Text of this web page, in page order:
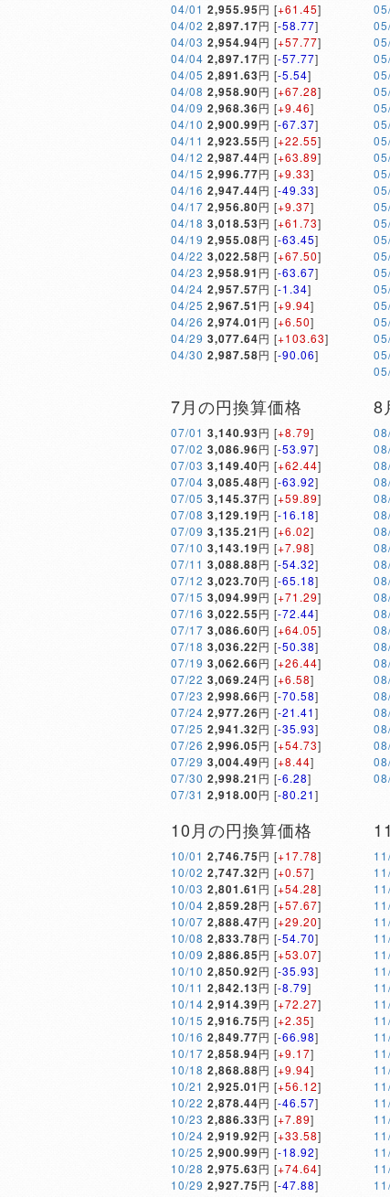
04/01 2,955.95円 [+61.45]
04/02 2,897.17円 [-58.77]
04/03 2,954.94円 [+57.77]
04/04 2,897.17円 [-57.77]
04/05 2,891.63円 [-5.54]
04/08 2,958.90円 [+67.28]
04/09 2,968.36円 [+9.46]
04/10 2,900.99円 [-67.37]
04/11 2,923.55円 [+22.55]
04/12 2,987.44円 [+63.89]
04/15 2,996.77円 [+9.33]
04/16 2,947.44円 [-49.33]
04/17 2,956.80円 [+9.37]
04/18 3,018.53円 [+61.73]
04/19 2,955.08円 [-63.45]
04/22 3,022.58円 [+67.50]
04/23 2,958.91 円 [-63.67]
04/24 2,957.57円 [-1.34]
04/25 2,967.51 円 [+9.94]
04/26 2,974.01 円 [+6.50]
04/29 3,077.64円 [+103.63]
04/30 2,987.58円 [-90.06]
7月の円換算価格
07/01 3,140.93円 [+8.79]
07/02 3,086.96円 [-53.97]
07/03 3,149.40円 [+62.44]
07/04 3,085.48円 [-63.92]
07/05 3,145.37円 [+59.89]
07/08 3,129.19円 [-16.18]
07/09 3,135.21 円 [+6.02]
07/10 3,143.19円 [+7.98]
07/11 3,088.88円 [-54.32]
07/12 3,023.70円 [-65.18]
07/15 3,094.99円 [+71.29]
07/16 3,022.55円 [-72.44]
07/17 3,086.60円 [+64.05]
07/18 3,036.22円 [-50.38]
07/19 3,062.66円 [+26.44]
07/22 3,069.24円 [+6.58]
07/23 2,998.66円 [-70.58]
07/24 2,977.26円 [-21.41]
07/25 2,941.32円 [-35.93]
07/26 2,996.05円 [+54.73]
07/29 3,004.49円 [+8.44]
07/30 2,998.21 円 [-6.28]
07/31 2,918.00円 [-80.21]
8
10月の円換算価格
10/01 2,746.75円 [+17.78]
10/02 2,747.32円 [+0.57]
10/03 2,801.61 円 [+54.28]
10/04 2,859.28円 [+57.67]
10/07 2,888.47円 [+29.20]
10/08 2,833.78円 [-54.70]
10/09 2,886.85円 [+53.07]
10/10 2,850.92円 [-35.93]
10/11 2,842.13円 [-8.79]
10/14 2,914.39円 [+72.27]
10/15 2,916.75円 [+2.35]
10/16 2,849.77円 [-66.98]
10/17 2,858.94円 [+9.17]
10/18 2,868.88円 [+9.94]
10/21 2,925.01 円 [+56.12]
10/22 2,878.44円 [-46.57]
10/23 2,886.33円 [+7.89]
10/24 2,919.92円 [+33.58]
10/25 2,900.99円 [-18.92]
10/28 2,975.63円 [+74.64]
10/29 2,927.75円 [-47.88]